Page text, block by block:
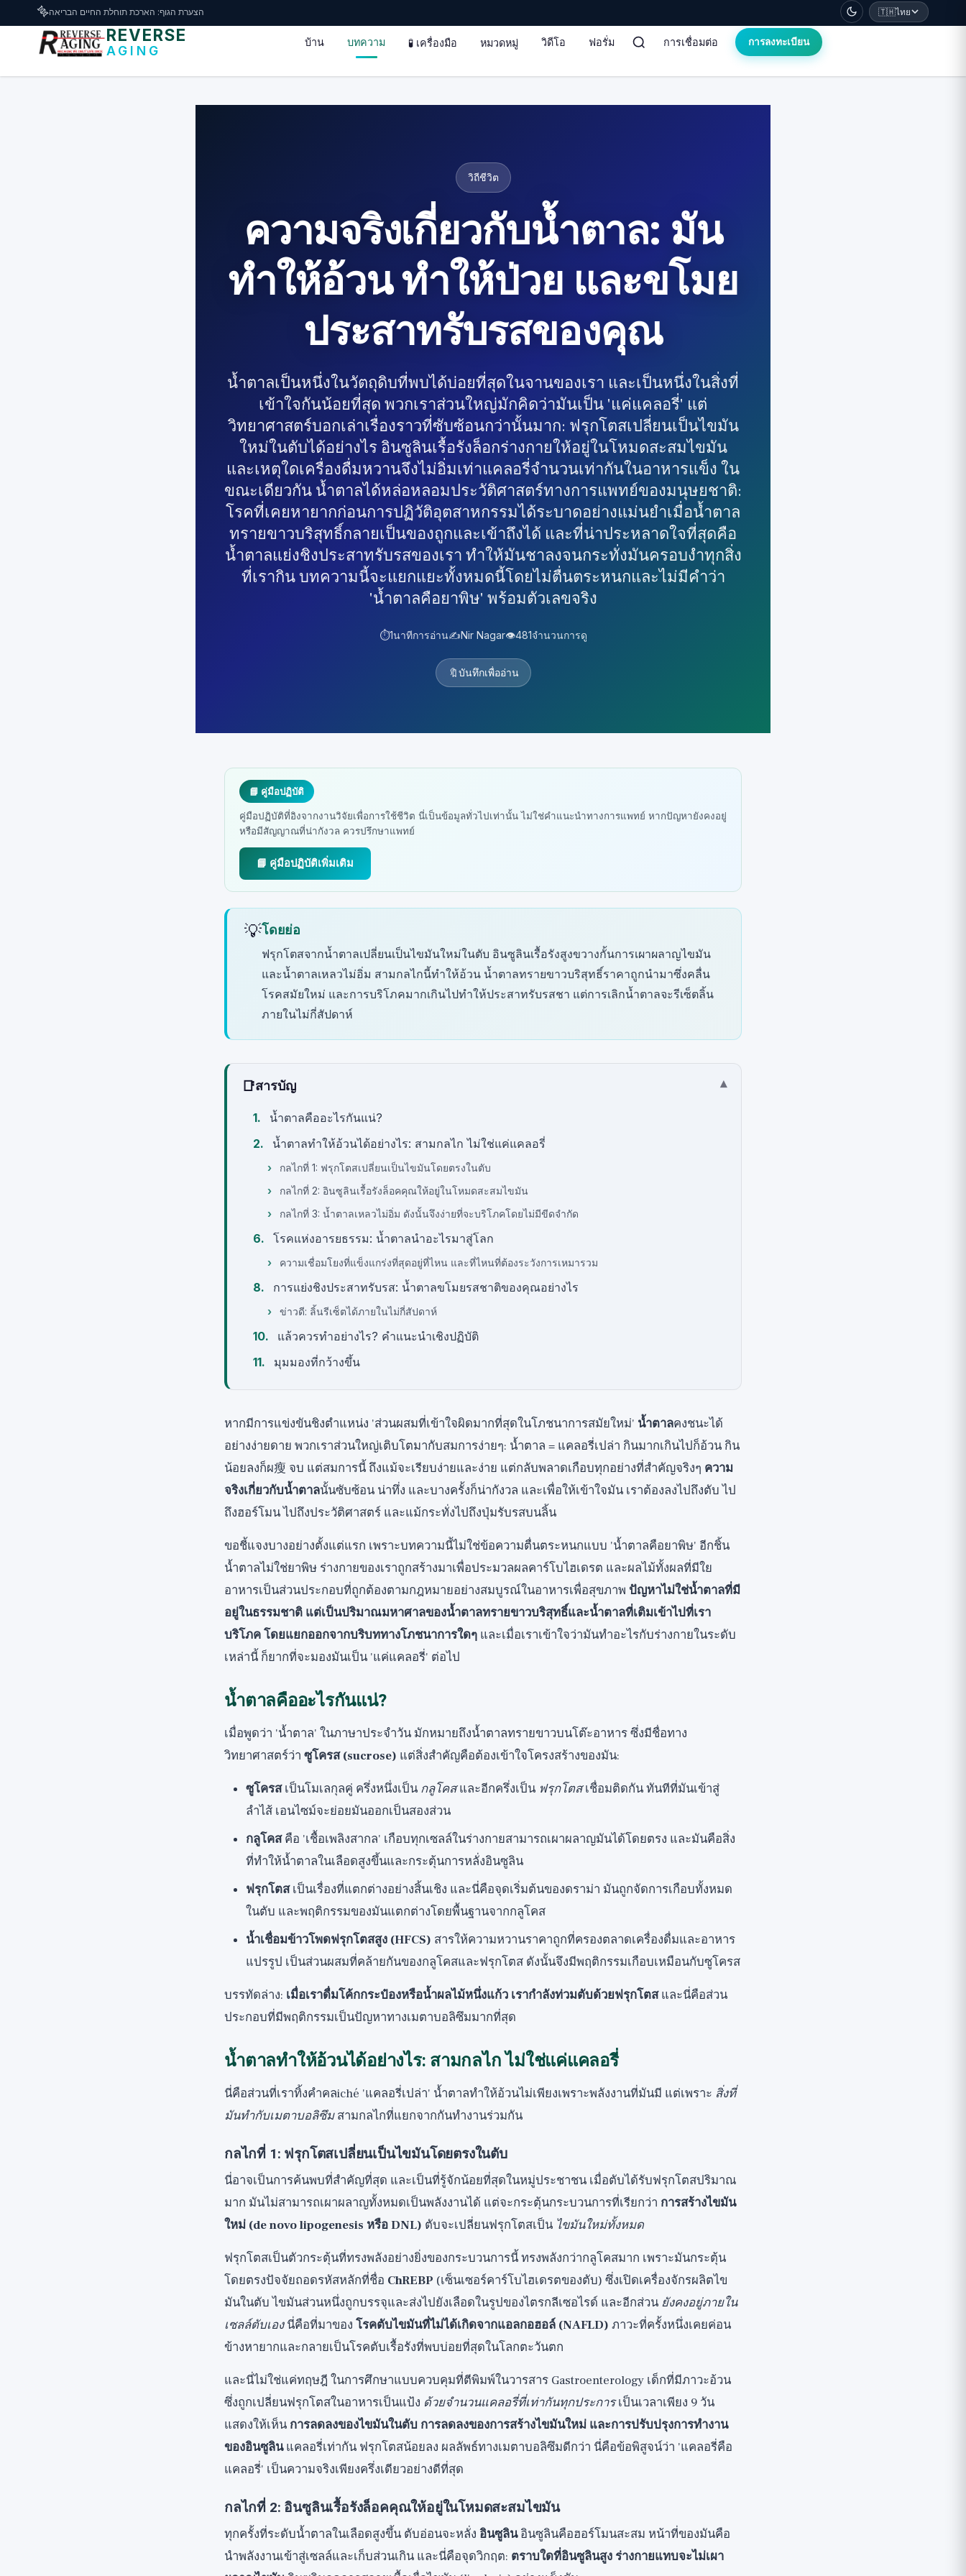
דלג לתוכן הראשי
🧬הצערת הגוף: הארכת תוחלת החיים הבריאה 🇹🇭ไทย
REVERSE
AGING
บ้าน บทความ 🧪 เครื่องมือ หมวดหมู่ วิดีโอ ฟอรั่ม การเชื่อมต่อ การลงทะเบียน
วิถีชีวิต
ความจริงเกี่ยวกับน้ำตาล: มัน
ทำให้อ้วน ทำให้ป่วย และขโมย
ประสาทรับรสของคุณ
น้ำตาลเป็นหนึ่งในวัตถุดิบที่พบได้บ่อยที่สุดในจานของเรา และเป็นหนึ่งในสิ่งที่
เข้าใจกันน้อยที่สุด พวกเราส่วนใหญ่มักคิดว่ามันเป็น 'แค่แคลอรี่' แต่
วิทยาศาสตร์บอกเล่าเรื่องราวที่ซับซ้อนกว่านั้นมาก: ฟรุกโตสเปลี่ยนเป็นไขมัน
ใหม่ในตับได้อย่างไร อินซูลินเรื้อรังล็อกร่างกายให้อยู่ในโหมดสะสมไขมัน
และเหตุใดเครื่องดื่มหวานจึงไม่อิ่มเท่าแคลอรี่จำนวนเท่ากันในอาหารแข็ง ใน
ขณะเดียวกัน น้ำตาลได้หล่อหลอมประวัติศาสตร์ทางการแพทย์ของมนุษยชาติ:
โรคที่เคยหายากก่อนการปฏิวัติอุตสาหกรรมได้ระบาดอย่างแม่นยำเมื่อน้ำตาล
ทรายขาวบริสุทธิ์กลายเป็นของถูกและเข้าถึงได้ และที่น่าประหลาดใจที่สุดคือ
น้ำตาลแย่งชิงประสาทรับรสของเรา ทำให้มันชาลงจนกระทั่งมันครอบงำทุกสิ่ง
ที่เรากิน บทความนี้จะแยกแยะทั้งหมดนี้โดยไม่ตื่นตระหนกและไม่มีคำว่า
'น้ำตาลคือยาพิษ' พร้อมตัวเลขจริง
⏱️1นาทีการอ่าน✍️Nir Nagar👁️481จำนวนการดู
🔖บันทึกเพื่ออ่าน
📘 คู่มือปฏิบัติ
คู่มือปฏิบัติที่อิงจากงานวิจัยเพื่อการใช้ชีวิต นี่เป็นข้อมูลทั่วไปเท่านั้น ไม่ใช่คำแนะนำทางการแพทย์ หากปัญหายังคงอยู่
หรือมีสัญญาณที่น่ากังวล ควรปรึกษาแพทย์
📘 คู่มือปฏิบัติเพิ่มเติม
💡โดยย่อ
ฟรุกโตสจากน้ำตาลเปลี่ยนเป็นไขมันใหม่ในตับ อินซูลินเรื้อรังสูงขวางกั้นการเผาผลาญไขมัน
และน้ำตาลเหลวไม่อิ่ม สามกลไกนี้ทำให้อ้วน น้ำตาลทรายขาวบริสุทธิ์ราคาถูกนำมาซึ่งคลื่น
โรคสมัยใหม่ และการบริโภคมากเกินไปทำให้ประสาทรับรสชา แต่การเลิกน้ำตาลจะรีเซ็ตลิ้น
ภายในไม่กี่สัปดาห์
📑สารบัญ ▾
น้ำตาลคืออะไรกันแน่?
น้ำตาลทำให้อ้วนได้อย่างไร: สามกลไก ไม่ใช่แค่แคลอรี่
กลไกที่ 1: ฟรุกโตสเปลี่ยนเป็นไขมันโดยตรงในตับ
กลไกที่ 2: อินซูลินเรื้อรังล็อคคุณให้อยู่ในโหมดสะสมไขมัน
กลไกที่ 3: น้ำตาลเหลวไม่อิ่ม ดังนั้นจึงง่ายที่จะบริโภคโดยไม่มีขีดจำกัด
โรคแห่งอารยธรรม: น้ำตาลนำอะไรมาสู่โลก
ความเชื่อมโยงที่แข็งแกร่งที่สุดอยู่ที่ไหน และที่ไหนที่ต้องระวังการเหมารวม
การแย่งชิงประสาทรับรส: น้ำตาลขโมยรสชาติของคุณอย่างไร
ข่าวดี: ลิ้นรีเซ็ตได้ภายในไม่กี่สัปดาห์
แล้วควรทำอย่างไร? คำแนะนำเชิงปฏิบัติ
มุมมองที่กว้างขึ้น
หากมีการแข่งขันชิงตำแหน่ง 'ส่วนผสมที่เข้าใจผิดมากที่สุดในโภชนาการสมัยใหม่' น้ำตาลคงชนะได้
อย่างง่ายดาย พวกเราส่วนใหญ่เติบโตมากับสมการง่ายๆ: น้ำตาล = แคลอรี่เปล่า กินมากเกินไปก็อ้วน กิน
น้อยลงก็ผ瘦 จบ แต่สมการนี้ ถึงแม้จะเรียบง่ายและง่าย แต่กลับพลาดเกือบทุกอย่างที่สำคัญจริงๆ ความ
จริงเกี่ยวกับน้ำตาลนั้นซับซ้อน น่าทึ่ง และบางครั้งก็น่ากังวล และเพื่อให้เข้าใจมัน เราต้องลงไปถึงตับ ไป
ถึงฮอร์โมน ไปถึงประวัติศาสตร์ และแม้กระทั่งไปถึงปุ่มรับรสบนลิ้น
ขอชี้แจงบางอย่างตั้งแต่แรก เพราะบทความนี้ไม่ใช่ข้อความตื่นตระหนกแบบ 'น้ำตาลคือยาพิษ' อีกชิ้น
น้ำตาลไม่ใช่ยาพิษ ร่างกายของเราถูกสร้างมาเพื่อประมวลผลคาร์โบไฮเดรต และผลไม้ทั้งผลที่มีใย
อาหารเป็นส่วนประกอบที่ถูกต้องตามกฎหมายอย่างสมบูรณ์ในอาหารเพื่อสุขภาพ ปัญหาไม่ใช่น้ำตาลที่มี
อยู่ในธรรมชาติ แต่เป็นปริมาณมหาศาลของน้ำตาลทรายขาวบริสุทธิ์และน้ำตาลที่เติมเข้าไปที่เรา
บริโภค โดยแยกออกจากบริบททางโภชนาการใดๆ และเมื่อเราเข้าใจว่ามันทำอะไรกับร่างกายในระดับ
เหล่านี้ ก็ยากที่จะมองมันเป็น 'แค่แคลอรี่' ต่อไป
น้ำตาลคืออะไรกันแน่?
เมื่อพูดว่า 'น้ำตาล' ในภาษาประจำวัน มักหมายถึงน้ำตาลทรายขาวบนโต๊ะอาหาร ซึ่งมีชื่อทาง
วิทยาศาสตร์ว่า ซูโครส (sucrose) แต่สิ่งสำคัญคือต้องเข้าใจโครงสร้างของมัน:
ซูโครสเป็นโมเลกุลคู่ ครึ่งหนึ่งเป็น กลูโคสและอีกครึ่งเป็น ฟรุกโตสเชื่อมติดกัน ทันทีที่มันเข้าสู่
ลำไส้ เอนไซม์จะย่อยมันออกเป็นสองส่วน
กลูโคสคือ 'เชื้อเพลิงสากล' เกือบทุกเซลล์ในร่างกายสามารถเผาผลาญมันได้โดยตรง และมันคือสิ่ง
ที่ทำให้น้ำตาลในเลือดสูงขึ้นและกระตุ้นการหลั่งอินซูลิน
ฟรุกโตสเป็นเรื่องที่แตกต่างอย่างสิ้นเชิง และนี่คือจุดเริ่มต้นของดราม่า มันถูกจัดการเกือบทั้งหมด
ในตับ และพฤติกรรมของมันแตกต่างโดยพื้นฐานจากกลูโคส
น้ำเชื่อมข้าวโพดฟรุกโตสสูง (HFCS) สารให้ความหวานราคาถูกที่ครองตลาดเครื่องดื่มและอาหาร
แปรรูป เป็นส่วนผสมที่คล้ายกันของกลูโคสและฟรุกโตส ดังนั้นจึงมีพฤติกรรมเกือบเหมือนกับซูโครส
บรรทัดล่าง: เมื่อเราดื่มโค้กกระป๋องหรือน้ำผลไม้หนึ่งแก้ว เรากำลังท่วมตับด้วยฟรุกโตสและนี่คือส่วน
ประกอบที่มีพฤติกรรมเป็นปัญหาทางเมตาบอลิซึมมากที่สุด
น้ำตาลทำให้อ้วนได้อย่างไร: สามกลไก ไม่ใช่แค่แคลอรี่
นี่คือส่วนที่เราทิ้งคำคลiché 'แคลอรี่เปล่า' น้ำตาลทำให้อ้วนไม่เพียงเพราะพลังงานที่มันมี แต่เพราะ สิ่งที่
มันทำกับเมตาบอลิซึมสามกลไกที่แยกจากกันทำงานร่วมกัน
กลไกที่ 1: ฟรุกโตสเปลี่ยนเป็นไขมันโดยตรงในตับ
นี่อาจเป็นการค้นพบที่สำคัญที่สุด และเป็นที่รู้จักน้อยที่สุดในหมู่ประชาชน เมื่อตับได้รับฟรุกโตสปริมาณ
มาก มันไม่สามารถเผาผลาญทั้งหมดเป็นพลังงานได้ แต่จะกระตุ้นกระบวนการที่เรียกว่า การสร้างไขมัน
ใหม่ (de novo lipogenesis หรือ DNL) ตับจะเปลี่ยนฟรุกโตสเป็น ไขมันใหม่ทั้งหมด
ฟรุกโตสเป็นตัวกระตุ้นที่ทรงพลังอย่างยิ่งของกระบวนการนี้ ทรงพลังกว่ากลูโคสมาก เพราะมันกระตุ้น
โดยตรงปัจจัยถอดรหัสหลักที่ชื่อ ChREBP (เซ็นเซอร์คาร์โบไฮเดรตของตับ) ซึ่งเปิดเครื่องจักรผลิตไข
มันในตับ ไขมันส่วนหนึ่งถูกบรรจุและส่งไปยังเลือดในรูปของไตรกลีเซอไรด์ และอีกส่วน ยังคงอยู่ภายใน
เซลล์ตับเองนี่คือที่มาของ โรคตับไขมันที่ไม่ได้เกิดจากแอลกอฮอล์ (NAFLD) ภาวะที่ครั้งหนึ่งเคยค่อน
ข้างหายากและกลายเป็นโรคตับเรื้อรังที่พบบ่อยที่สุดในโลกตะวันตก
และนี่ไม่ใช่แค่ทฤษฎี ในการศึกษาแบบควบคุมที่ตีพิมพ์ในวารสาร Gastroenterology เด็กที่มีภาวะอ้วน
ซึ่งถูกเปลี่ยนฟรุกโตสในอาหารเป็นแป้ง ด้วยจำนวนแคลอรี่ที่เท่ากันทุกประการเป็นเวลาเพียง 9 วัน
แสดงให้เห็น การลดลงของไขมันในตับ การลดลงของการสร้างไขมันใหม่ และการปรับปรุงการทำงาน
ของอินซูลินแคลอรี่เท่ากัน ฟรุกโตสน้อยลง ผลลัพธ์ทางเมตาบอลิซึมดีกว่า นี่คือข้อพิสูจน์ว่า 'แคลอรี่คือ
แคลอรี่' เป็นความจริงเพียงครึ่งเดียวอย่างดีที่สุด
กลไกที่ 2: อินซูลินเรื้อรังล็อคคุณให้อยู่ในโหมดสะสมไขมัน
ทุกครั้งที่ระดับน้ำตาลในเลือดสูงขึ้น ตับอ่อนจะหลั่ง อินซูลินอินซูลินคือฮอร์โมนสะสม หน้าที่ของมันคือ
นำพลังงานเข้าสู่เซลล์และเก็บส่วนเกิน และนี่คือจุดวิกฤต: ตราบใดที่อินซูลินสูง ร่างกายแทบจะไม่เผา